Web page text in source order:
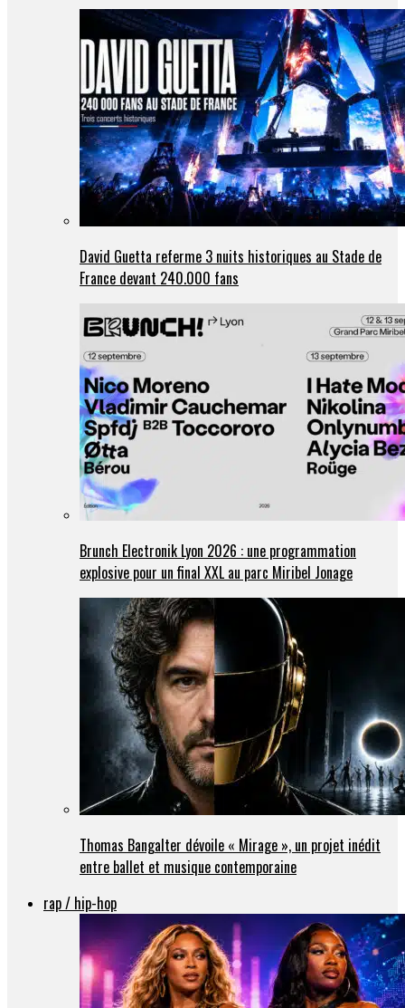
David Guetta referme 3 nuits historiques au Stade de
France devant 240.000 fans
Brunch Electronik Lyon 2026 : une programmation
explosive pour un final XXL au parc Miribel Jonage
Thomas Bangalter dévoile « Mirage », un projet inédit
entre ballet et musique contemporaine
rap / hip-hop